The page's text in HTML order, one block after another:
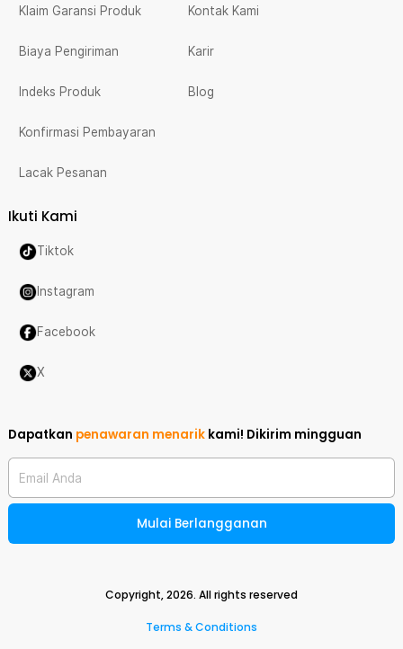
Klaim Garansi Produk
Biaya Pengiriman
Indeks Produk
Konfirmasi Pembayaran
Lacak Pesanan
Kontak Kami
Karir
Blog
Ikuti Kami
Tiktok
Instagram
Facebook
X
Dapatkan penawaran menarik kami! Dikirim mingguan
Email Anda
Mulai Berlangganan
Copyright,2026. All rights reserved
Terms & Conditions